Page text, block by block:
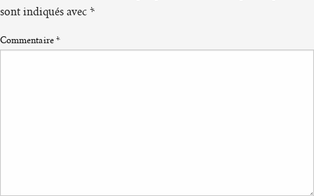
sont indiqués avec *
Commentaire *